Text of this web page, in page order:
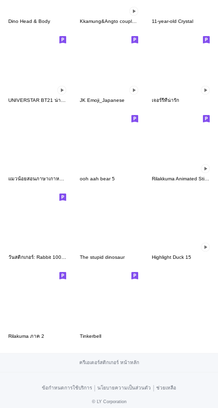
Dino Head & Body Kkamung&Angto couple6(Kkamung ver.) 11-year-old Crystal
JK Emoji_Japanese เจอร์รี่ที่น่ารัก
ooh aah bear 5 Rilakkuma Animated Stickers
วันสติกเกอร์: Rabbit 100% และเพื่อนๆ The stupid dinosaur Highlight Duck 15
Rilakuma ภาค 2 Tinkerbell
ครีเอเตอร์สติกเกอร์ หน้าหลัก
ข้อกำหนดการใช้บริการ | นโยบายความเป็นส่วนตัว | ช่วยเหลือ
© LY Corporation